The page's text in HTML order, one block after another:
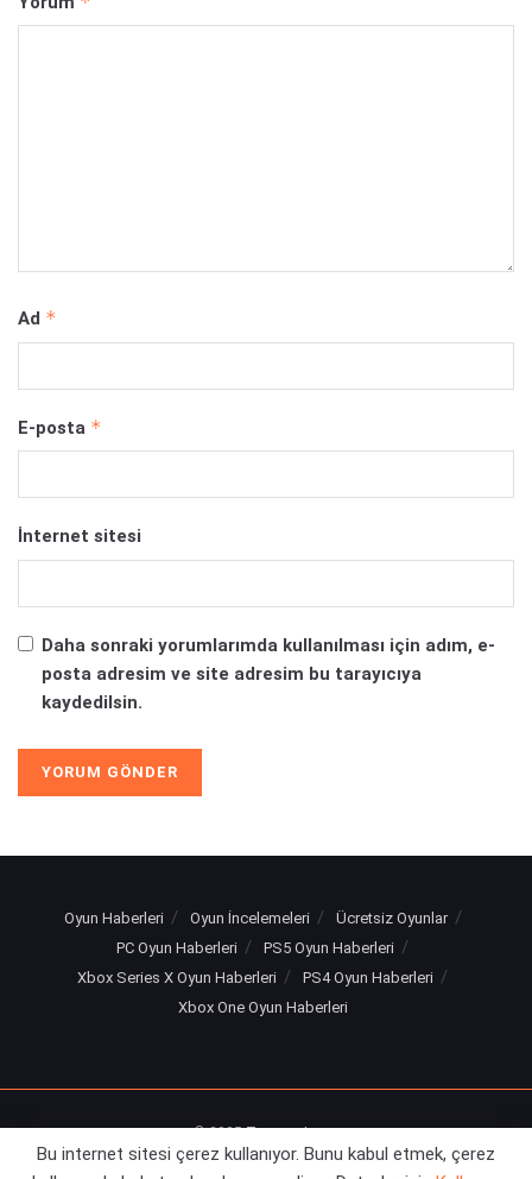
Ad *
E-posta *
İnternet sitesi
Daha sonraki yorumlarımda kullanılması için adım, e-
posta adresim ve site adresim bu tarayıcıya
kaydedilsin.
Oyun Haberleri Oyun İncelemeleri
Ücretsiz Oyunlar
PC Oyun Haberleri
PS5 Oyun Haberleri
Xbox Series X Oyun Haberleri
PS4 Oyun Haberleri
Xbox One Oyun Haberleri
© 2025Turuncu Levye
Bu internet sitesi çerez kullanıyor. Bunu kabul etmek, çerez